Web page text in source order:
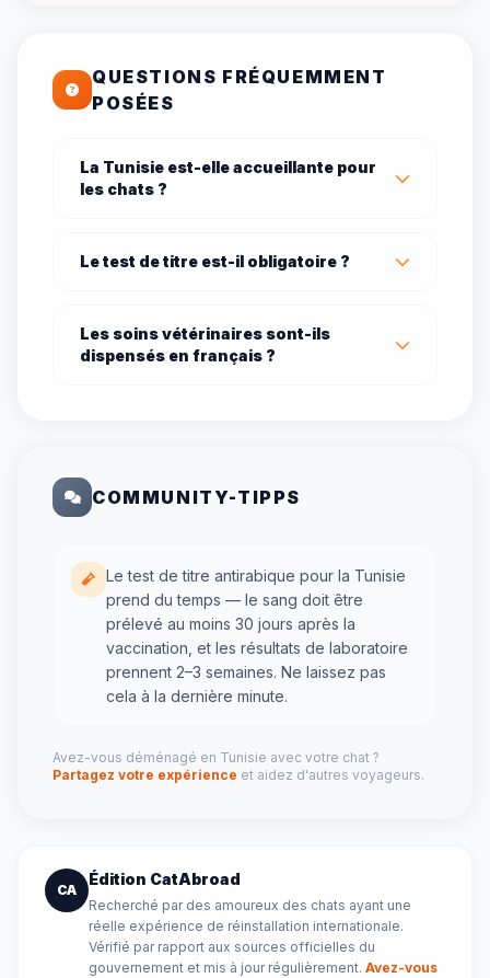
QUESTIONS FRÉQUEMMENT
POSÉES
La Tunisie est-elle accueillante pour
les chats ?
Le test de titre est-il obligatoire ?
Les soins vétérinaires sont-ils
dispensés en français ?
COMMUNITY-TIPPS
Le test de titre antirabique pour la Tunisie
prend du temps — le sang doit être
prélevé au moins 30 jours après la
vaccination, et les résultats de laboratoire
prennent 2–3 semaines. Ne laissez pas
cela à la dernière minute.
Avez-vous déménagé en Tunisie avec votre chat ?
Partagez votre expérience et aidez d'autres voyageurs.
CA
Édition CatAbroad
Recherché par des amoureux des chats ayant une
réelle expérience de réinstallation internationale.
Vérifié par rapport aux sources officielles du
gouvernement et mis à jour régulièrement. Avez-vous